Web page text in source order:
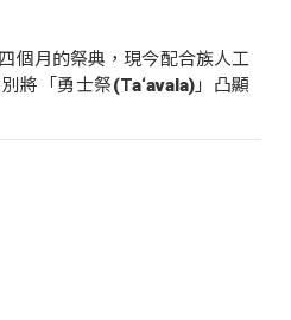
個月的祭典，現今配合族人工
將「勇士祭(Ta‘avala)」凸顯